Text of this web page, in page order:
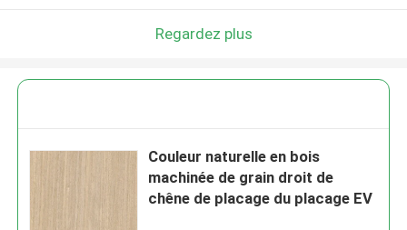
Regardez plus
Couleur naturelle en bois
machinée de grain droit de
chêne de placage du placage EV